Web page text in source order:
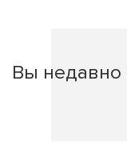
Вы недавно